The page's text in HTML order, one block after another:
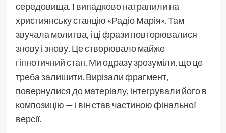
середовища. І випадково натрапили на
християнську станцію «Радіо Марія». Там
звучала молитва, і ці фрази повторювалися
знову і знову. Це створювало майже
гіпнотичний стан. Ми одразу зрозуміли, що це
треба залишити. Вирізали фрагмент,
повернулися до матеріалу, інтегрували його в
композицію — і він став частиною фінальної
версії.